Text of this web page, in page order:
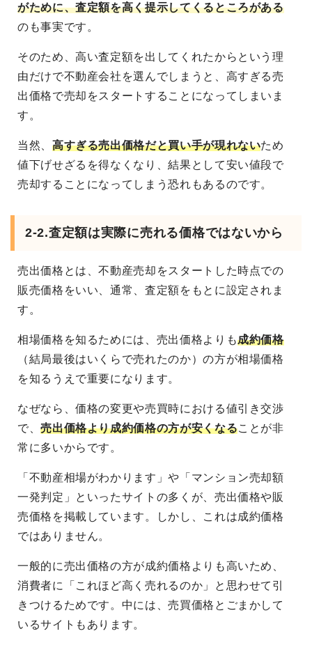
がために、査定額を高く提示してくるところがある
のも事実です。
そのため、高い査定額を出してくれたからという理
由だけで不動産会社を選んでしまうと、高すぎる売
出価格で売却をスタートすることになってしまいま
す。
当然、 高すぎる売出価格だと買い手が現れないため
値下げせざるを得なくなり、結果として安い値段で
売却することになってしまう恐れもあるのです。
2-2.査定額は実際に売れる価格ではないから
売出価格とは、不動産売却をスタートした時点での
販売価格をいい、通常、査定額をもとに設定されま
す。
相場価格を知るためには、売出価格よりも成約価格
（結局最後はいくらで売れたのか）の方が相場価格
を知るうえで重要になります。
なぜなら、価格の変更や売買時における値引き交渉
で、売出価格より成約価格の方が安くなることが非
常に多いからです。
「不動産相場がわかります」や「マンション売却額
一発判定」といったサイトの多くが、売出価格や販
売価格を掲載しています。しかし、これは成約価格
ではありません。
一般的に売出価格の方が成約価格よりも高いため、
消費者に「これほど高く売れるのか」と思わせて引
きつけるためです。中には、売買価格とごまかして
いるサイトもあります。